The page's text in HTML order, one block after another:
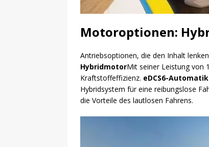
Motoroptionen:
Antriebsoptionen, die den Inhalt
HybridmotorMit seiner Leistung von
Kraftstoffeffizienz. eDCS6-
Hybridsystem für eine reibungslose
die Vorteile des lautlosen Fahrens.